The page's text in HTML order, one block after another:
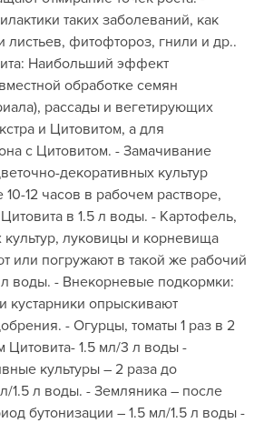
таких заболеваний, как
листьев, фитофтороз, гнили и др..
Наибольший эффект
обработке семян
рассады и вегетирующих
и Цитовитом, а для
с Цитовитом. - Замачивание
декоративных культур
12 часов в рабочем растворе,
в 1.5 л воды. - Картофель,
луковицы и корневища
или погружают в такой же рабочий
л воды. - Внекорневые подкормки:
кустарники опрыскивают
- Огурцы, томаты 1 раз в 2
Цитовита- 1.5 мл/3 л воды -
культуры – 2 раза до
1.5 л воды. - Земляника – после
бутонизации – 1.5 мл/1.5 л воды -